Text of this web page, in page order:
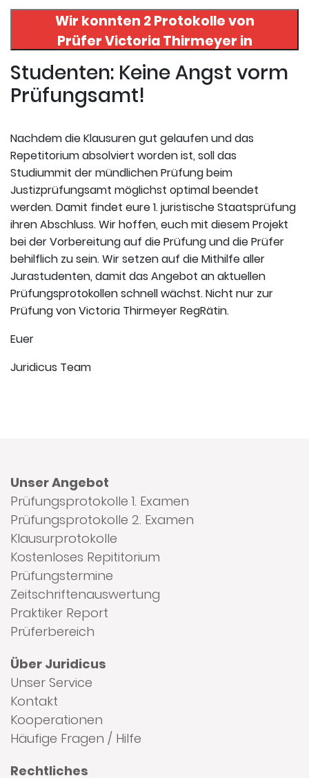
Wir konnten 2 Protokolle von
PrüferVictoria Thirmeyer in
uneserer Datenbank finden. Hier
registrieren und die Protokolle
abrufen.
Studenten: Keine Angst vorm
Prüfungsamt!
Nachdem die Klausuren gut gelaufen und das
Repetitorium absolviert worden ist, soll das
Studiummit der mündlichen Prüfung beim
Justizprüfungsamt möglichst optimal beendet
werden. Damit findet eure 1. juristische Staatsprüfung
ihren Abschluss. Wir hoffen, euch mit diesem Projekt
bei der Vorbereitung auf die Prüfung und die Prüfer
behilflich zu sein. Wir setzen auf die Mithilfe aller
Jurastudenten, damit das Angebot an aktuellen
Prüfungsprotokollen schnell wächst. Nicht nur zur
Prüfung von Victoria Thirmeyer RegRätin.
Euer
Juridicus Team
Unser Angebot
Prüfungsprotokolle 1. Examen
Prüfungsprotokolle 2. Examen
Klausurprotokolle
Kostenloses Repititorium
Prüfungstermine
Zeitschriftenauswertung
Praktiker Report
Prüferbereich
Über Juridicus
Unser Service
Kontakt
Kooperationen
Häufige Fragen / Hilfe
Rechtliches